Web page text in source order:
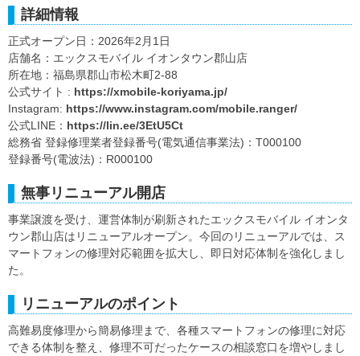
詳細情報
正式オープン日：2026年2月1日
店舗名：エックスモバイル イオンタウン郡山店
所在地：福島県郡山市松木町2-88
公式サイト : https://xmobile-koriyama.jp/
Instagram: https://www.instagram.com/mobile.ranger/
公式LINE： https://lin.ee/3EtU5Ct
総務省 登録修理業者登録番号(電気通信事業法)：T000100
登録番号(電波法)：R000100
無事リニューアル開店
事業譲渡を受け、運営体制が刷新されたエックスモバイル イオンタ
ウン郡山店はリニューアルオープン。今回のリニューアルでは、ス
マートフォンの修理対応範囲を拡大し、即日対応体制を強化しまし
た。
リニューアルのポイント
高難易度修理から簡易修理まで、各種スマートフォンの修理に対応
できる体制を整え、修理不可だったケースの相談窓口を増やしまし